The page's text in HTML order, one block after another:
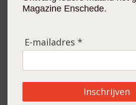
Magazine Enschede.
E-mailadres *
Inschrijven